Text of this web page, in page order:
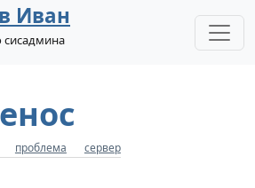
Иван
сисадмина
проблема сервер